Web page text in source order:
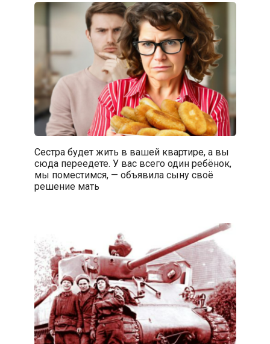
Сестра будет жить в вашей квартире, а вы
сюда переедете. У вас всего один ребёнок,
мы поместимся, — объявила сыну своё
решение мать